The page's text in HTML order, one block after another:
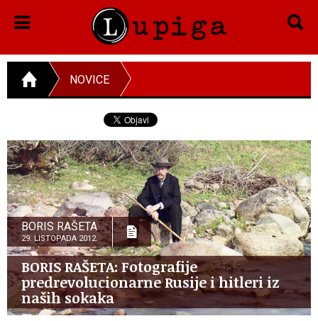
NOVICE
BORIS RAŠETA
29. LISTOPADA 2012.
BORIS RAŠETA: Fotografije
predrevolucionarne Rusije i hitleri iz
naših sokaka